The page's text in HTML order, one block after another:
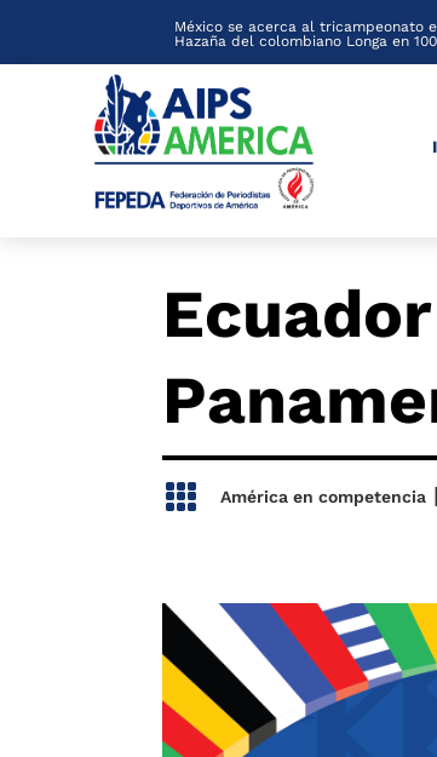
México se acerca al tricampeonato
Hazaña del colombiano Longa en
 América en competencia|